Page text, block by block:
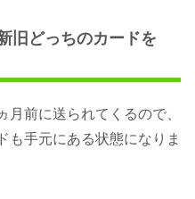
旧どっちのカードを
前に送られてくるので、
も手元にある状態になりま